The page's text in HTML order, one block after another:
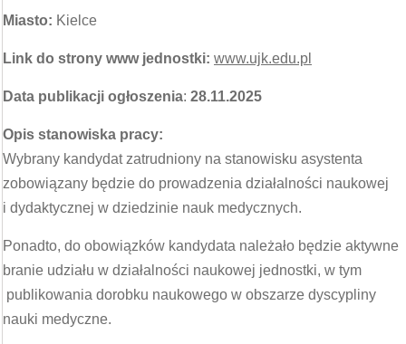
Miasto: Kielce
Link do strony www jednostki: www.ujk.edu.pl
Data publikacji ogłoszenia: 28.11.2025
Opis stanowiska pracy:
Wybrany kandydat zatrudniony na stanowisku asystenta
zobowiązany będzie do prowadzenia działalności naukowej
i dydaktycznej w dziedzinie nauk medycznych.
Ponadto, do obowiązków kandydata należało będzie aktywne
branie udziału w działalności naukowej jednostki, w tym
publikowania dorobku naukowego w obszarze dyscypliny
nauki medyczne.